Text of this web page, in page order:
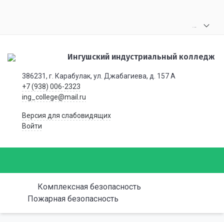
Ингушский индустриальный колледж
386231, г. Карабулак, ул. Джабагиева, д. 157 А
+7 (938) 006-2323
ing_college@mail.ru
Версия для слабовидящих
Войти
Комплексная безопасность
Пожарная безопасность